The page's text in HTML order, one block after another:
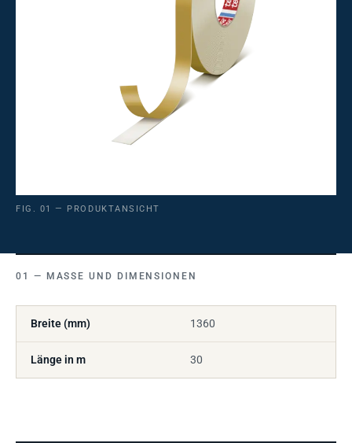
FIG. 01 — PRODUKTANSICHT
MASSE UND DIMENSIONEN
Breite (mm) 1360
Länge in m 30